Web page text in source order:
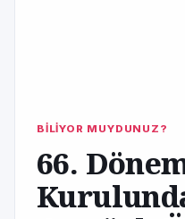
BİLİYOR MUYDUNUZ?
66.